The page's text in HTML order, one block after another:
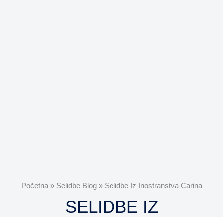
Početna» Selidbe Blog» Selidbe Iz Inostranstva Carina
SELIDBE IZ